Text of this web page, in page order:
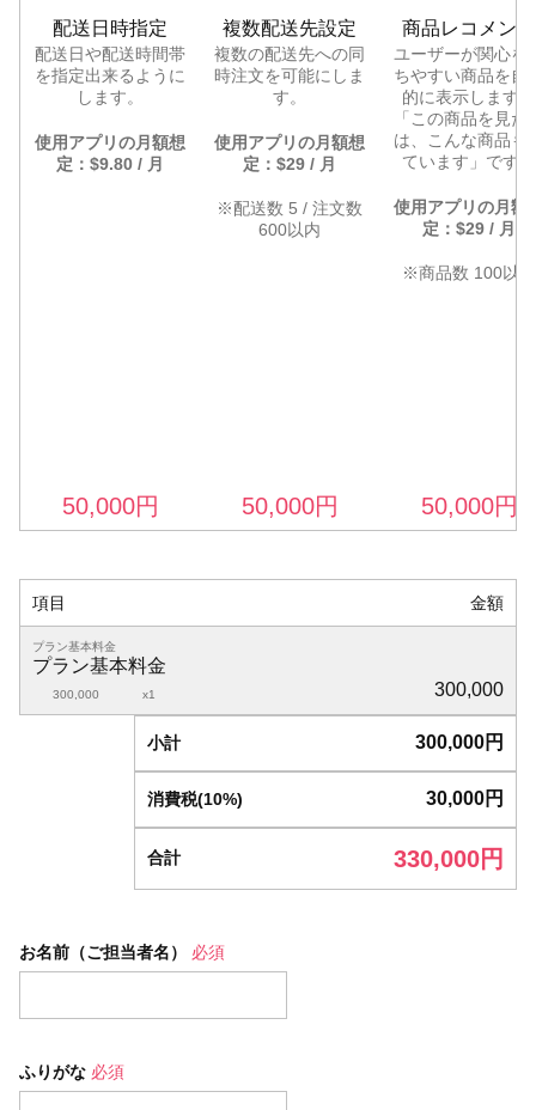
配送日時指定
配送日や配送時間帯
を指定出来るように
します。
使用アプリの月額想
定：$9.80 / 月
50,000円
複数配送先設定
複数の配送先への同
時注文を可能にしま
す。
使用アプリの月額想
定：$29 / 月
※配送数 5 / 注文数
600以内
50,000円
商品レコメンド
ユーザーが関心を
ちやすい商品を自
的に表示します。
「この商品を見た
は、こんな商品も
ています」です。
使用アプリの月額
定：$29 / 月
※商品数 100以内
50,000円
項目 金額
プラン基本料金
プラン基本料金
300,000 x1 300,000
小計 300,000円
消費税(10%) 30,000円
合計 330,000円
お名前（ご担当者名） 必須
ふりがな 必須